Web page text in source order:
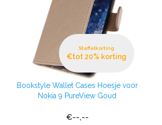
Staffelkorting
€tot 20% korting
Bookstyle Wallet Cases Hoesje voor
Nokia 9 PureView Goud
€--,--